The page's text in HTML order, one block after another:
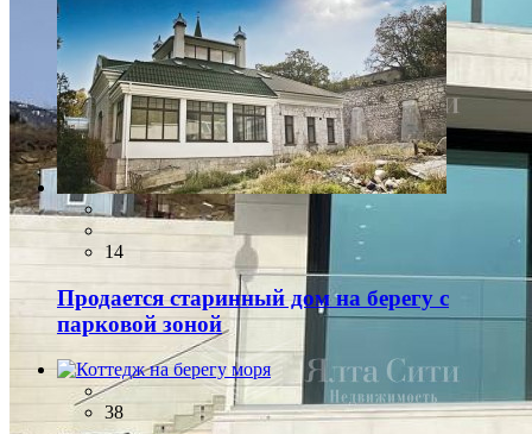
14
Продается старинный дом на берегу с
парковой зоной
38